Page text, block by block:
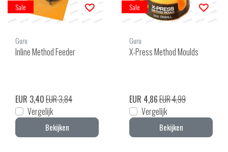
Sale
Guru
Inline Method Feeder
EUR 3,40EUR 3,84
Vergelijk
Bekijken
Sale
Guru
X-Press Method Moulds
EUR 4,86EUR 4,99
Vergelijk
Bekijken